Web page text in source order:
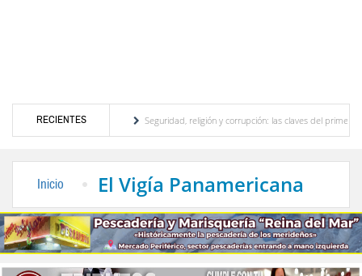
RECIENTES
turístico merideño
Seguridad, religión y corrupción: las claves del primer
Inicio El Vigía Panamericana